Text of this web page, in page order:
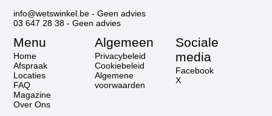
info@wetswinkel.be - Geen advies
03 647 28 38 - Geen advies
Algemeen
Privacybeleid
Cookiebeleid
Algemene
voorwaarden
Sociale
media
Facebook
X
Menu
Home
Afspraak
Locaties
FAQ
Magazine
Over Ons